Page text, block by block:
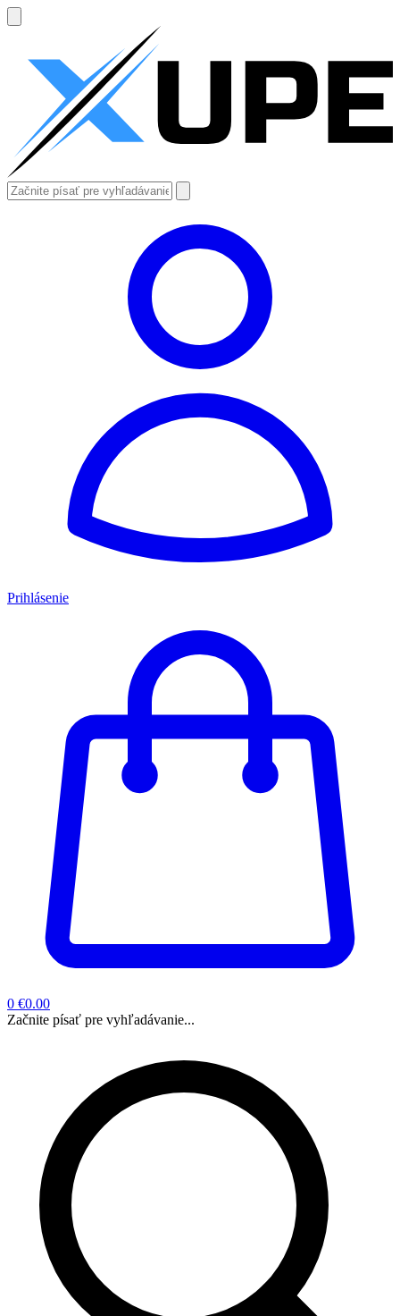
Prihlásenie
0 €0.00
Začnite písať pre vyhľadávanie...